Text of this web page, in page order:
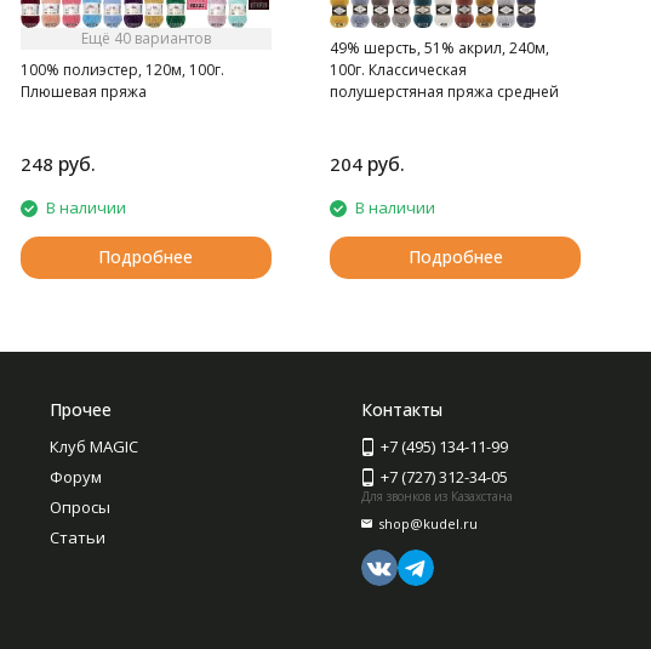
Ещё 40 вариантов
100% полиэстер, 120м, 100г.
Плюшевая пряжа
248 руб.
В наличии
Подробнее
49% шерсть, 51% акрил, 240м,
100г. Классическая
полушерстяная пряжа средней
204 руб.
В наличии
Подробнее
Прочее
Клуб MAGIC
Форум
Опросы
Статьи
Контакты
+7 (495) 134-11-99
+7 (727) 312-34-05
Для звонков из Казахстана
shop@kudel.ru